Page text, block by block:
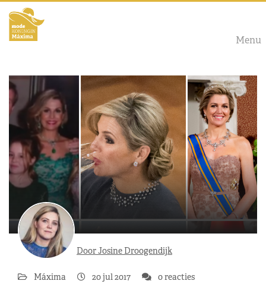
Menu
Door Josine Droogendijk
Máxima 20 jul 2017 0 reacties